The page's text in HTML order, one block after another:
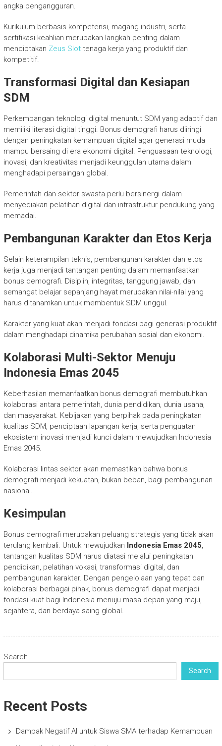
angka pengangguran.
Kurikulum berbasis kompetensi, magang industri, serta
sertifikasi keahlian merupakan langkah penting dalam
menciptakan Zeus Slottenaga kerja yang produktif dan
kompetitif.
Transformasi Digital dan Kesiapan
SDM
Perkembangan teknologi digital menuntut SDM yang adaptif dan
memiliki literasi digital tinggi. Bonus demografi harus diiringi
dengan peningkatan kemampuan digital agar generasi muda
mampu bersaing di era ekonomi digital. Penguasaan teknologi,
inovasi, dan kreativitas menjadi keunggulan utama dalam
menghadapi persaingan global.
Pemerintah dan sektor swasta perlu bersinergi dalam
menyediakan pelatihan digital dan infrastruktur pendukung yang
memadai.
Pembangunan Karakter dan Etos Kerja
Selain keterampilan teknis, pembangunan karakter dan etos
kerja juga menjadi tantangan penting dalam memanfaatkan
bonus demografi. Disiplin, integritas, tanggung jawab, dan
semangat belajar sepanjang hayat merupakan nilai-nilai yang
harus ditanamkan untuk membentuk SDM unggul.
Karakter yang kuat akan menjadi fondasi bagi generasi produktif
dalam menghadapi dinamika perubahan sosial dan ekonomi.
Kolaborasi Multi-Sektor Menuju
Indonesia Emas 2045
Keberhasilan memanfaatkan bonus demografi membutuhkan
kolaborasi antara pemerintah, dunia pendidikan, dunia usaha,
dan masyarakat. Kebijakan yang berpihak pada peningkatan
kualitas SDM, penciptaan lapangan kerja, serta penguatan
ekosistem inovasi menjadi kunci dalam mewujudkan Indonesia
Emas 2045.
Kolaborasi lintas sektor akan memastikan bahwa bonus
demografi menjadi kekuatan, bukan beban, bagi pembangunan
nasional.
Kesimpulan
Bonus demografi merupakan peluang strategis yang tidak akan
terulang kembali. Untuk mewujudkan Indonesia Emas 2045,
tantangan kualitas SDM harus diatasi melalui peningkatan
pendidikan, pelatihan vokasi, transformasi digital, dan
pembangunan karakter. Dengan pengelolaan yang tepat dan
kolaborasi berbagai pihak, bonus demografi dapat menjadi
fondasi kuat bagi Indonesia menuju masa depan yang maju,
sejahtera, dan berdaya saing global.
Search
Search
Recent Posts
Dampak Negatif AI untuk Siswa SMA terhadap Kemampuan